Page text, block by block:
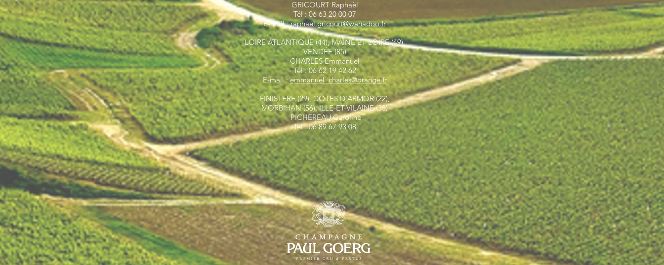
GRICOURT Raphaël
Tél : 06 63 20 00 07
E-mail :raphael.gricourt@wanadoo.fr
LOIRE ATLANTIQUE (44), MAINE ET LOIRE (49),
VENDÉE (85)
CHARLES Emmanuel
Tél : 06 62 19 42 62
E-mail :emmanuel_charles@orange.fr
FINISTERE (29), COTES D'ARMOR (22),
MORBIHAN (56), ILLE-ET-VILAINE (35)
PICHEREAU Caroline
Tél : 06 89 67 93 08